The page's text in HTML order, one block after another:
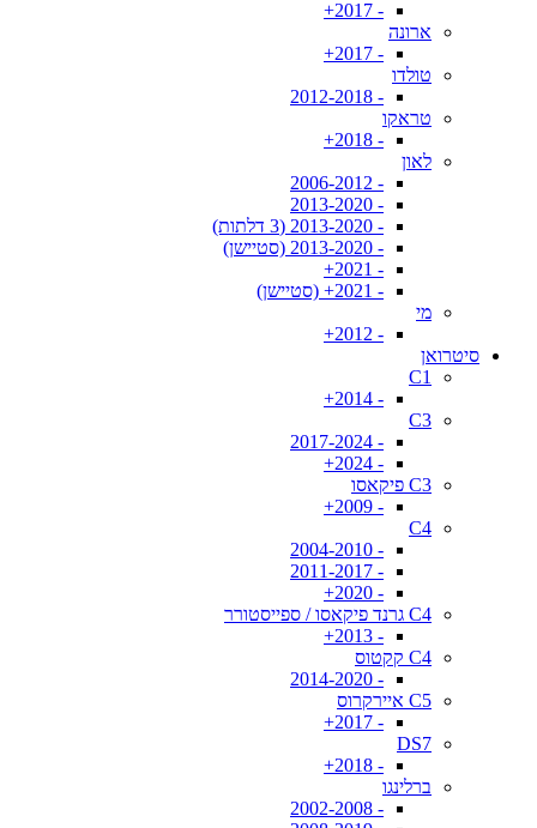
- 2017+
ארונה
- 2017+
טולדו
- 2012-2018
טראקו
- 2018+
לאון
- 2006-2012
- 2013-2020
- 2013-2020 (3 דלתות)
- 2013-2020 (סטיישן)
- 2021+
- 2021+ (סטיישן)
מי
- 2012+
סיטרואן
C1
- 2014+
C3
- 2017-2024
- 2024+
C3 פיקאסו
- 2009+
C4
- 2004-2010
- 2011-2017
- 2020+
C4 גרנד פיקאסו / ספייסטורר
- 2013+
C4 קקטוס
- 2014-2020
C5 איירקרוס
- 2017+
DS7
- 2018+
ברלינגו
- 2002-2008